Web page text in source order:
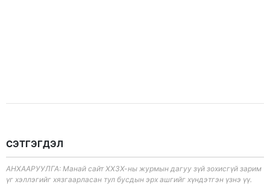
СЭТГЭГДЭЛ
АНХААРУУЛГА: Манай сайт ХХЗХ-ны журмын дагуу зүй зохисгүй зарим
үг хэллэгийг хязгаарласан тул бусдын эрх ашгийг хүндэтгэн үзнэ үү.